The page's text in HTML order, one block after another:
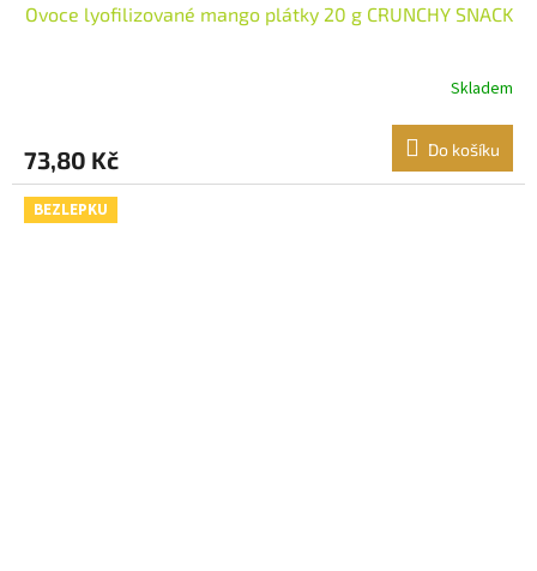
Ovoce lyofilizované mango plátky 20 g CRUNCHY SNACK
Skladem
73,80 Kč Do košíku
BEZLEPKU